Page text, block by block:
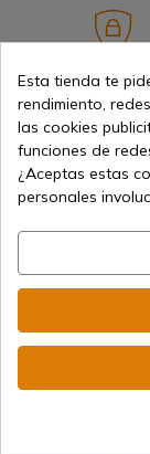
Información
info@aceros-
Esta tienda te
rendimiento,
las cookies
funciones de
¿Aceptas estas
personales